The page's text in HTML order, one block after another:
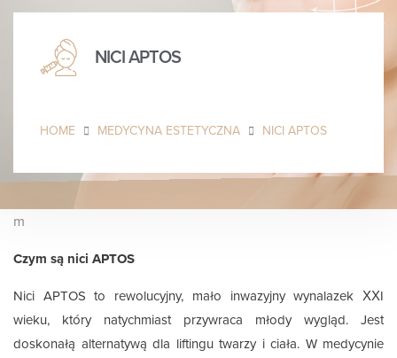
NICI APTOS
HOME MEDYCYNA ESTETYCZNA NICI APTOS
m
Czym są nici APTOS
Nici APTOS to rewolucyjny, mało inwazyjny wynalazek XXI
wieku, który natychmiast przywraca młody wygląd. Jest
doskonałą alternatywą dla liftingu twarzy i ciała. W medycynie